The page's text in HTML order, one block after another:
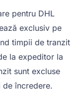
pentru DHL
exclusiv pe
timpii de tranzit
la expeditor la
sunt excluse
de încredere.